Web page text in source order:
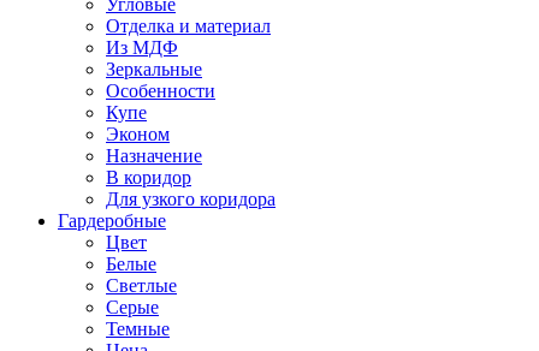
Угловые
Отделка и материал
Из МДФ
Зеркальные
Особенности
Купе
Эконом
Назначение
В коридор
Для узкого коридора
Гардеробные
Цвет
Белые
Светлые
Серые
Темные